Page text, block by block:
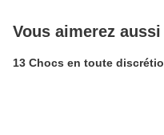
Vous aimerez aussi
13 Chocs en toute